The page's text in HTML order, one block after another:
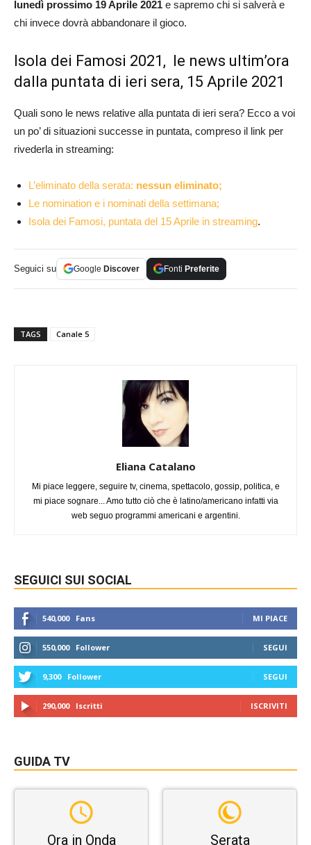
lunedì prossimo 19 Aprile 2021 e sapremo chi si salverà e
chi invece dovrà abbandonare il gioco.
Isola dei Famosi 2021, le news ultim’ora
dalla puntata di ieri sera, 15 Aprile 2021
Quali sono le news relative alla puntata di ieri sera? Ecco a voi
un po’ di situazioni successe in puntata, compreso il link per
rivederla in streaming:
L’eliminato della serata: nessun eliminato;
Le nomination e i nominati della settimana;
Isola dei Famosi, puntata del 15 Aprile in streaming.
Seguici su Google Discover Fonti Preferite
TAGS Canale 5
Eliana Catalano
Mi piace leggere, seguire tv, cinema, spettacolo, gossip, politica, e
mi piace sognare... Amo tutto ciò che è latino/americano infatti via
web seguo programmi americani e argentini.
SEGUICI SUI SOCIAL
540,000 Fans MI PIACE
550,000 Follower SEGUI
9,300 Follower SEGUI
290,000 Iscritti ISCRIVITI
GUIDA TV
Ora in Onda Serata